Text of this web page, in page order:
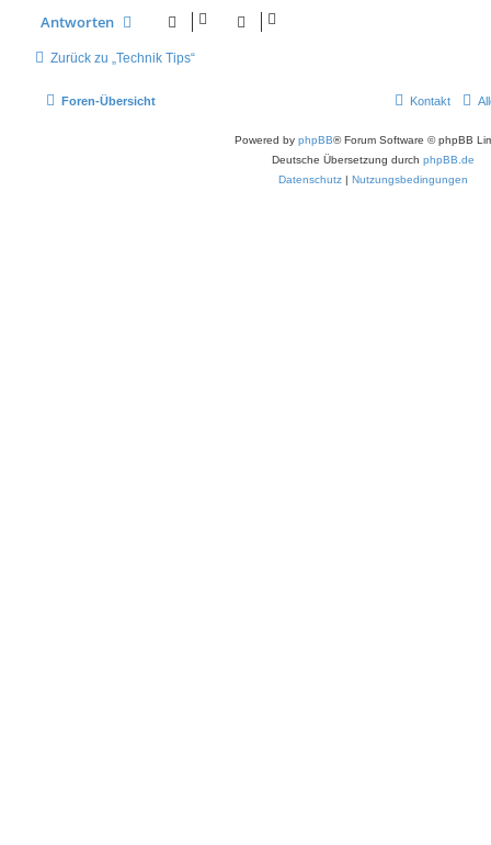
Antworten
Zurück zu „Technik Tips“
Foren-Übersicht Kontakt
Powered by phpBB® Forum Software © phpBB
Deutsche Übersetzung durch phpBB.de
Datenschutz | Nutzungsbedingungen